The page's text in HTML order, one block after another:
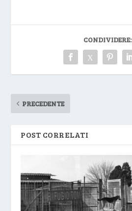
CONDIVIDERE:
PRECEDENTE
POST CORRELATI